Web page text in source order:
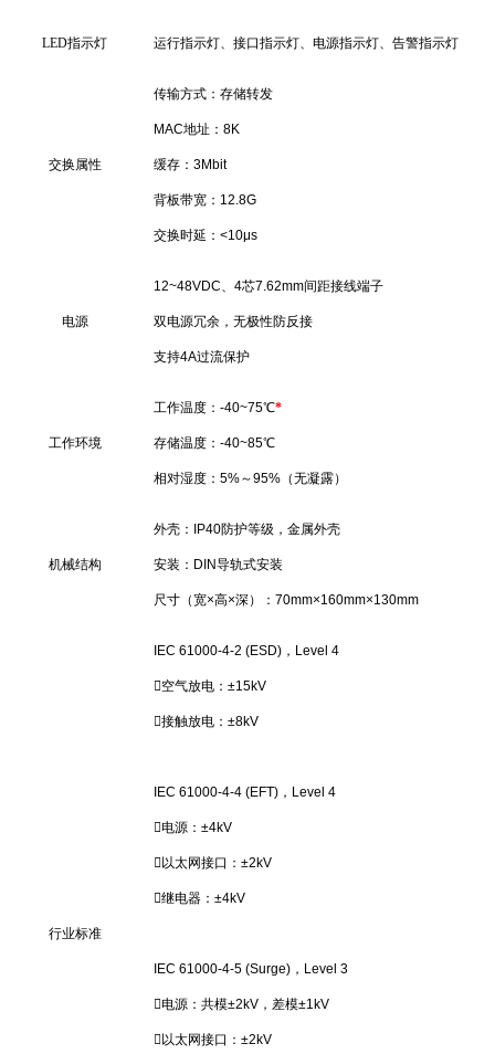
LED指示灯 运行指示灯、接口指示灯、电源指示灯、告警指示灯
交换属性
传输方式：存储转发
MAC地址：8K
缓存：3Mbit
背板带宽：12.8G
交换时延：<10μs
电源
12~48VDC、4芯7.62mm间距接线端子
双电源冗余，无极性防反接
支持4A过流保护
工作环境
工作温度：-40~75℃*
存储温度：-40~85℃
相对湿度：5%～95%（无凝露）
机械结构
外壳：IP40防护等级，金属外壳
安装：DIN导轨式安装
尺寸（宽×高×深）：70mm×160mm×130mm
行业标准
IEC 61000-4-2 (ESD)，Level 4
空气放电：±15kV
接触放电：±8kV
IEC 61000-4-4 (EFT)，Level 4
电源：±4kV
以太网接口：±2kV
继电器：±4kV
IEC 61000-4-5 (Surge)，Level 3
电源：共模±2kV，差模±1kV
以太网接口：±2kV